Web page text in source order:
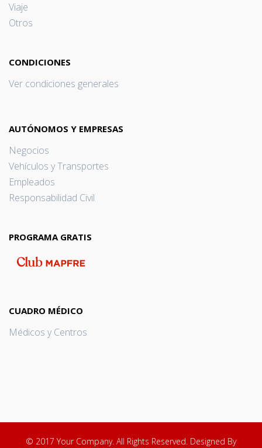
Viaje
Otros
CONDICIONES
Ver condiciones generales
AUTÓNOMOS Y EMPRESAS
Negocios
Vehículos y Transportes
Empleados
Responsabilidad Civil
PROGRAMA GRATIS
CUADRO MÉDICO
Médicos y Centros
© 2017 Your Company. All Rights Reserved. Designed By